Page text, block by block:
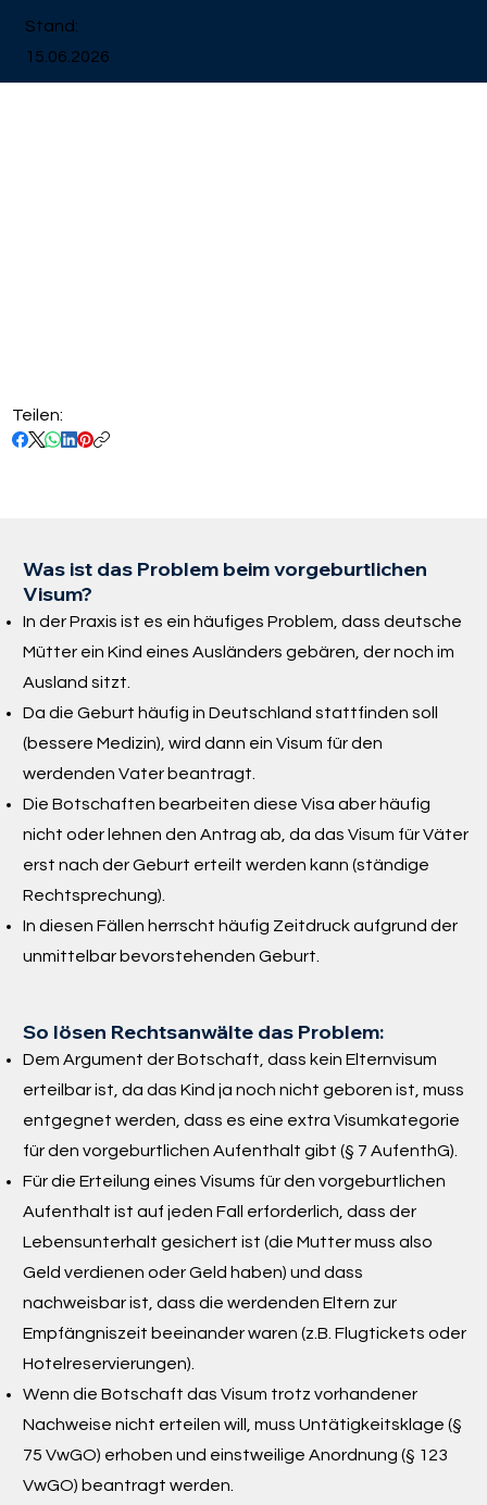
Stand:
15.06.2026
Teilen:
Was ist das Problem beim vorgeburtlichen
Visum?
In der Praxis ist es ein häufiges Problem, dass deutsche
Mütter ein Kind eines Ausländers gebären, der noch im
Ausland sitzt.
Da die Geburt häufig in Deutschland stattfinden soll
(bessere Medizin), wird dann ein Visum für den
werdenden Vater beantragt.
Die Botschaften bearbeiten diese Visa aber häufig
nicht oder lehnen den Antrag ab, da das Visum für Väter
erst nach der Geburt erteilt werden kann (ständige
Rechtsprechung).
In diesen Fällen herrscht häufig Zeitdruck aufgrund der
unmittelbar bevorstehenden Geburt.
So lösen Rechtsanwälte das Problem:
Dem Argument der Botschaft, dass kein Elternvisum
erteilbar ist, da das Kind ja noch nicht geboren ist, muss
entgegnet werden, dass es eine extra Visumkategorie
für den vorgeburtlichen Aufenthalt gibt (§ 7 AufenthG).
Für die Erteilung eines Visums für den vorgeburtlichen
Aufenthalt ist auf jeden Fall erforderlich, dass der
Lebensunterhalt gesichert ist (die Mutter muss also
Geld verdienen oder Geld haben) und dass
nachweisbar ist, dass die werdenden Eltern zur
Empfängniszeit beeinander waren (z.B. Flugtickets oder
Hotelreservierungen).
Wenn die Botschaft das Visum trotz vorhandener
Nachweise nicht erteilen will, muss Untätigkeitsklage (§
75 VwGO) erhoben und einstweilige Anordnung (§ 123
VwGO) beantragt werden.